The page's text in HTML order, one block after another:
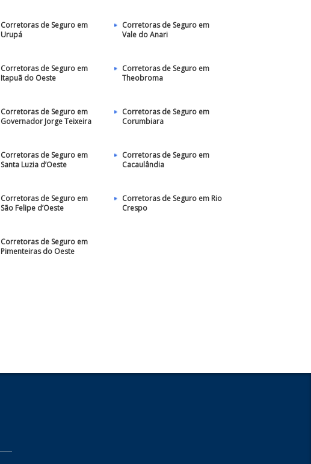
Corretoras de Seguro em
Urupá
Corretoras de Seguro em
Vale do Anari
Corretoras de Seguro em
Itapuã do Oeste
Corretoras de Seguro em
Theobroma
Corretoras de Seguro em
Governador Jorge Teixeira
Corretoras de Seguro em
Corumbiara
Corretoras de Seguro em
Santa Luzia d’Oeste
Corretoras de Seguro em
Cacaulândia
Corretoras de Seguro em
São Felipe d’Oeste
Corretoras de Seguro em Rio
Crespo
Corretoras de Seguro em
Pimenteiras do Oeste